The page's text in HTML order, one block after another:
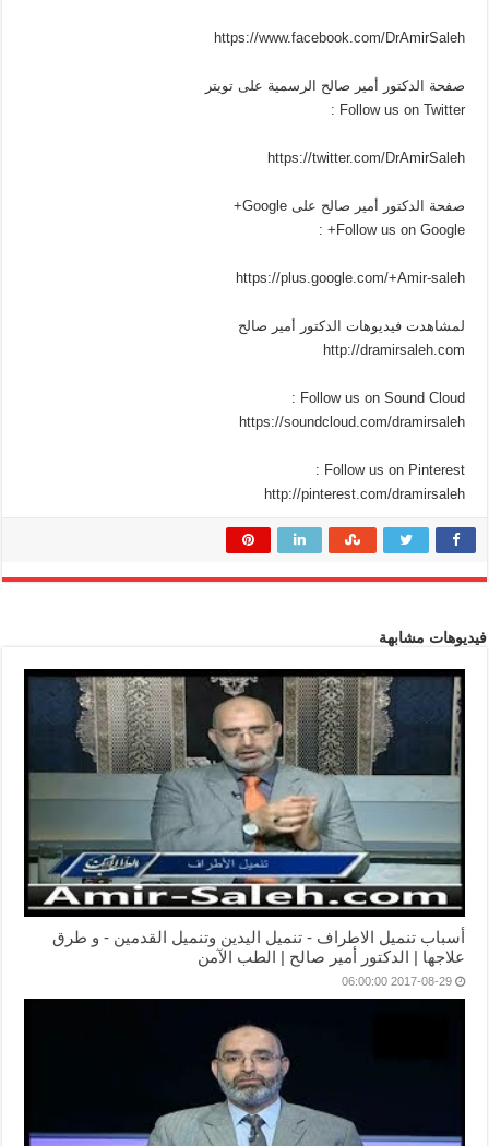
https://www.facebook.com/DrAmirSaleh
صفحة الدكتور أمير صالح الرسمية على تويتر
Follow us on Twitter :
https://twitter.com/DrAmirSaleh
صفحة الدكتور أمير صالح على Google+
Follow us on Google+ :
https://plus.google.com/+Amir-saleh
لمشاهدت فيديوهات الدكتور أمير صالح
http://dramirsaleh.com
Follow us on Sound Cloud :
https://soundcloud.com/dramirsaleh
Follow us on Pinterest :
http://pinterest.com/dramirsaleh
فيديوهات مشابهة
أسباب تنميل الاطراف - تنميل اليدين وتنميل القدمين - و طرق
علاجها | الدكتور أمير صالح | الطب الآمن
2017-08-29 06:00:00